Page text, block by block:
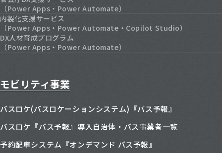
（Power Apps・Power Automate）
内製化支援サービス
（Power Apps・Power Automate・Copilot Studio）
DX人材育成プログラム
（Power Apps・Power Automate）
モビリティ事業
バスロケ(バスロケーションシステム)『バス予報』
バスロケ『バス予報』導入自治体・バス事業者一覧
予約配車システム『オンデマンド バス予報』